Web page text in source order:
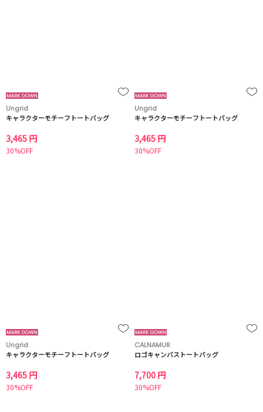
Ungrid
キャラクターモチーフトートバッグ
3,465 円
30%OFF
Ungrid
キャラクターモチーフトートバッグ
3,465 円
30%OFF
Ungrid
キャラクターモチーフトートバッグ
3,465 円
30%OFF
CALNAMUR
ロゴキャンバストートバッグ
7,700 円
30%OFF